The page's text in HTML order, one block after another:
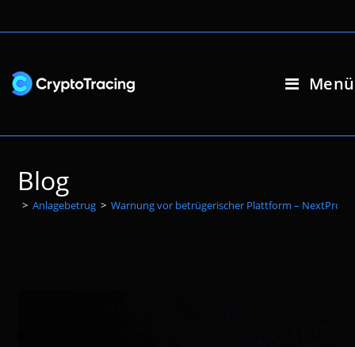
Inhalt
Menü
Blog
> Anlagebetrug > Warnung vor betrügerischer Plattform –